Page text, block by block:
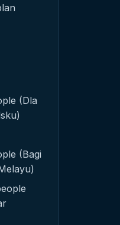
(Dla
(Bagi